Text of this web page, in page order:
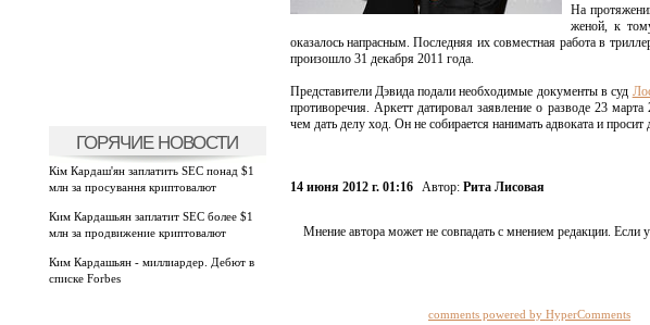
ГОРЯЧИЕ НОВОСТИ
Кім Кардаш'ян заплатить SEC понад $1
млн за просування криптовалют
Ким Кардашьян заплатит SEC более $1
млн за продвижение криптовалют
Ким Кардашьян - миллиардер. Дебют в
списке Forbes
На
женой, к
оказалось напрасным. Последняя их совместная работа в
произошло 31 декабря 2011 года.
Представители Дэвида подали необходимые документы в суд
противоречия. Аркетт датировал заявление о разводе 23
чем дать делу ход. Он не собирается нанимать адвоката и
14 июня 2012 г. 01:16 Автор: Рита Лисовая
Мнение автора может не совпадать с мнением редакции. Если
comments powered by HyperComments